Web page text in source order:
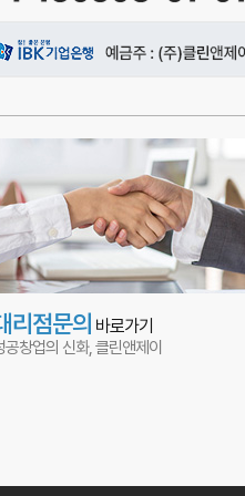
리점문의 바로가기
공창업의 신화, 클린앤제이